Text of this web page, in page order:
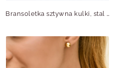
Bransoletka sztywna kulki, stal pozłacana S112538Z00